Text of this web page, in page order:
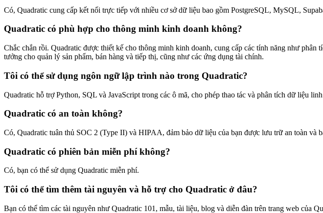
Có, Quadratic cung cấp kết nối trực tiếp với nhiều cơ sở dữ liệu bao gồm PostgreSQL, MySQL,
Quadratic có phù hợp cho thông minh kinh doanh không?
Chắc chắn rồi. Quadratic được thiết kế cho thông minh kinh doanh, cung cấp các tính năng như
tưởng cho quản lý sản phẩm, bán hàng và tiếp thị, cũng như các ứng dụng tài chính.
Tôi có thể sử dụng ngôn ngữ lập trình nào trong Quadratic?
Quadratic hỗ trợ Python, SQL và JavaScript trong các ô mã, cho phép thao tác và phân tích dữ liệu
Quadratic có an toàn không?
Có, Quadratic tuân thủ SOC 2 (Type II) và HIPAA, đảm bảo dữ liệu của bạn được lưu trữ an toàn và
Quadratic có phiên bản miễn phí không?
Có, bạn có thể sử dụng Quadratic miễn phí.
Tôi có thể tìm thêm tài nguyên và hỗ trợ cho Quadratic ở đâu?
Bạn có thể tìm các tài nguyên như Quadratic 101, mẫu, tài liệu, blog và diễn đàn trên trang web của